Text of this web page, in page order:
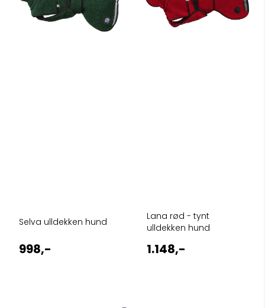
Selva ulldekken hund
998,-
Lana rød - tynt
ulldekken hund
1.148,-